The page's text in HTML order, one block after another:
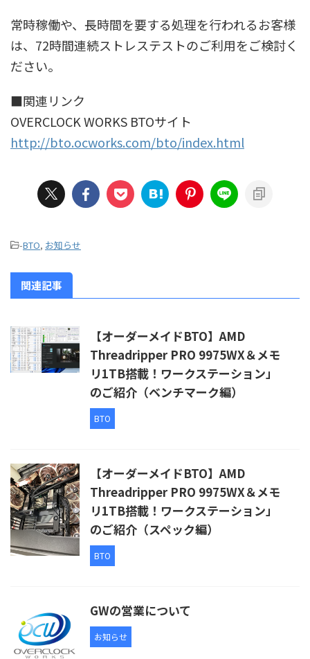
常時稼働や、長時間を要する処理を行われるお客様
は、72時間連続ストレステストのご利用をご検討く
ださい。
■関連リンク
OVERCLOCK WORKS BTOサイト
http://bto.ocworks.com/bto/index.html
-BTO, お知らせ
関連記事
【オーダーメイドBTO】AMD
Threadripper PRO 9975WX＆メモ
リ1TB搭載！ワークステーション」
のご紹介（ベンチマーク編）
BTO
【オーダーメイドBTO】AMD
Threadripper PRO 9975WX＆メモ
リ1TB搭載！ワークステーション」
のご紹介（スペック編）
BTO
GWの営業について
お知らせ